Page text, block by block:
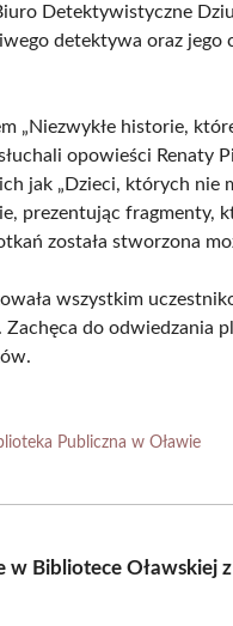
Detektywistyczne
detektywa oraz jego
„Niezwykłe historie,
opowieści
jak „Dzieci, których nie
prezentując
została stworzona
wszystkim
do odwiedzania
Publiczna w Oławie
w Bibliotece Oławskiej